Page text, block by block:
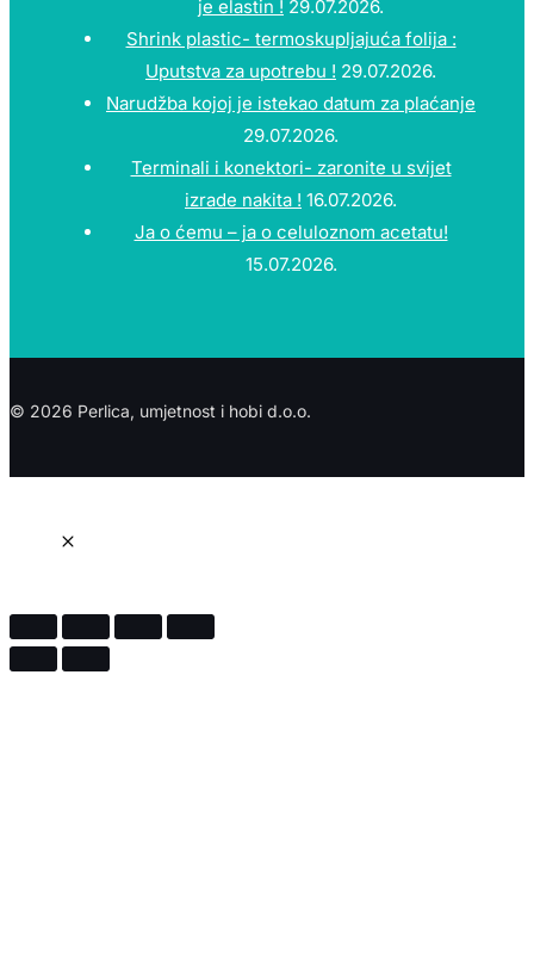
je elastin ! 29.07.2026.
Shrink plastic- termoskupljajuća folija :
Uputstva za upotrebu ! 29.07.2026.
Narudžba kojoj je istekao datum za plaćanje
29.07.2026.
Terminali i konektori- zaronite u svijet
izrade nakita ! 16.07.2026.
Ja o ćemu – ja o celuloznom acetatu!
15.07.2026.
© 2026 Perlica, umjetnost i hobi d.o.o.